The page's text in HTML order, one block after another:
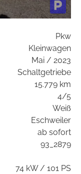
Pkw
Kleinwagen
Mai / 2023
Schaltgetriebe
15.779 km
4/5
Weiß
Eschweiler
ab sofort
93_2879
74 kW / 101 PS